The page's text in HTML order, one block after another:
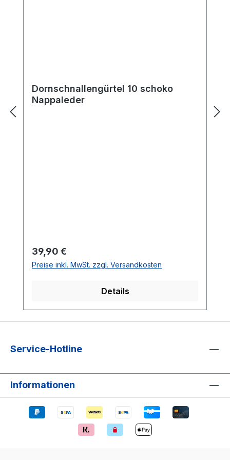
Dornschnallengürtel 10 schoko
Nappaleder
Regulärer Preis:
39,90 €
Preise inkl. MwSt. zzgl. Versandkosten
Details
Service-Hotline
Informationen